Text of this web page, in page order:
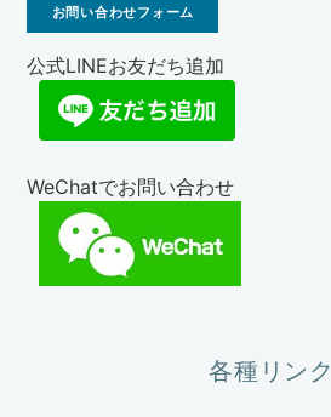
お問い合わせフォーム
公式LINEお友だち追加
WeChatでお問い合わせ
各種リンク